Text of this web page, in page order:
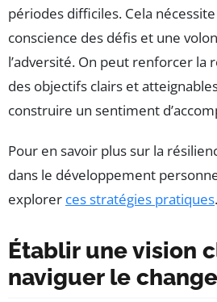
périodes difficiles. Cela
conscience des défis et une
l’adversité. On peut renforcer la
des objectifs clairs et
construire un sentiment
Pour en savoir plus sur la
dans le développement
explorer ces stratégies pratiques.
Établir une vision
naviguer le